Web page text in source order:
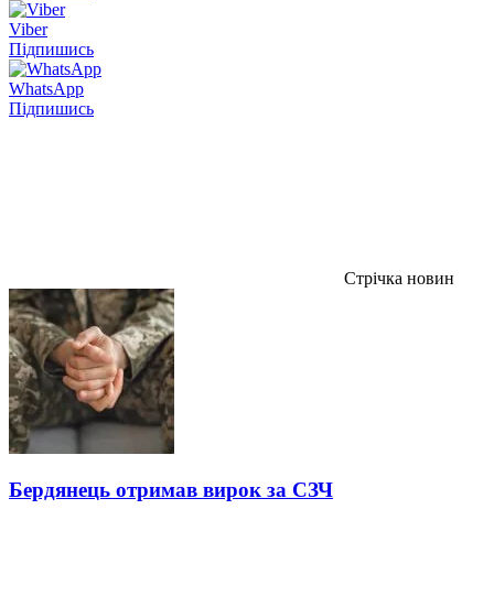
Viber
Підпишись
WhatsApp
Підпишись
Стрічка новин
Бердянець отримав вирок за СЗЧ